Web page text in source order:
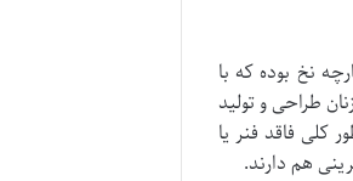
نخ بوده که با
طراحی و تولید
کلی فاقد فنر یا
هم دارند.